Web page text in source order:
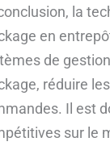
la
en
de
réduire
Il est
sur le